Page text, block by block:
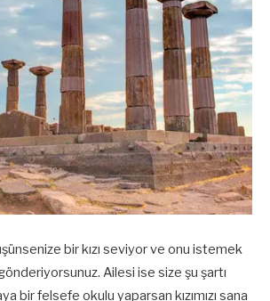
bir kızı seviyor ve onu istemek
Ailesi ise size şu şartı
bir felsefe okulu yaparsan kızımızı sana